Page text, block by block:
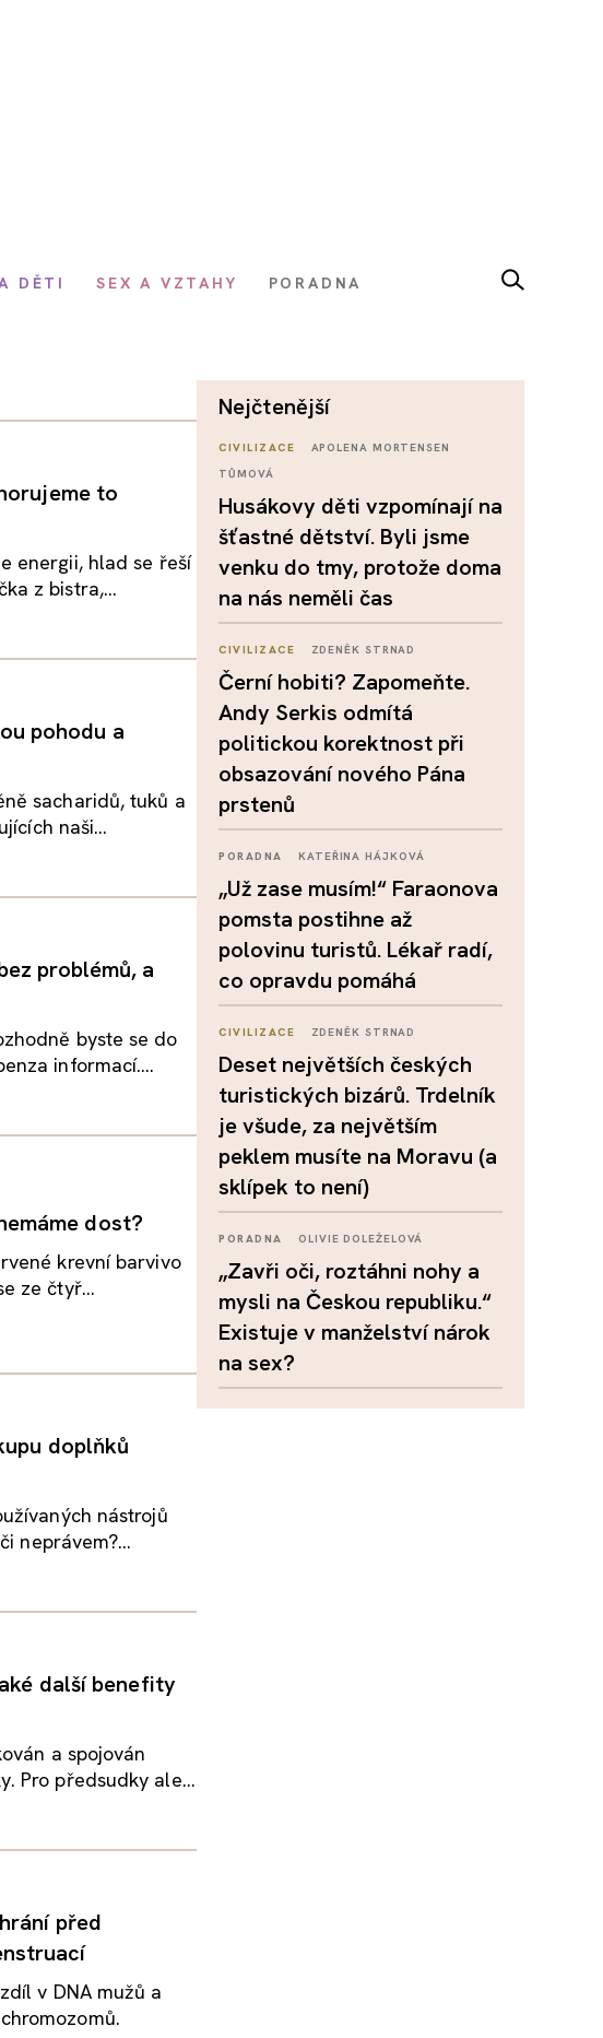
DĚTI SEX A VZTAHY PORADNA
to
energii, hlad se řeší
z bistra,...
pohodu a
sacharidů, tuků a
naši...
problémů, a
byste se do
informací....
dost?
krevní barvivo
ze čtyř...
doplňků
nástrojů
neprávem?...
další benefity
a spojován
Pro předsudky ale...
před
v DNA mužů a
nejčtenější
CIVILIZACE
APOLENA MORTENSEN
TŮMOVÁ
Husákovy děti vzpomínají na
šťastné dětství. Byli jsme
venku do tmy, protože doma
na nás neměli čas
CIVILIZACE ZDENĚK STRNAD
Černí hobiti? Zapomeňte.
Andy Serkis odmítá
politickou korektnost při
obsazování nového Pána
prstenů
PORADNA KATEŘINA HÁJKOVÁ
„Už zase musím!“ Faraonova
pomsta postihne až
polovinu turistů. Lékař radí,
co opravdu pomáhá
CIVILIZACE ZDENĚK STRNAD
Deset největších českých
turistických bizárů. Trdelník
je všude, za největším
peklem musíte na Moravu (a
sklípek to není)
PORADNA OLIVIE DOLEŽELOVÁ
„Zavři oči, roztáhni nohy a
mysli na Českou republiku.“
Existuje v manželství nárok
na sex?